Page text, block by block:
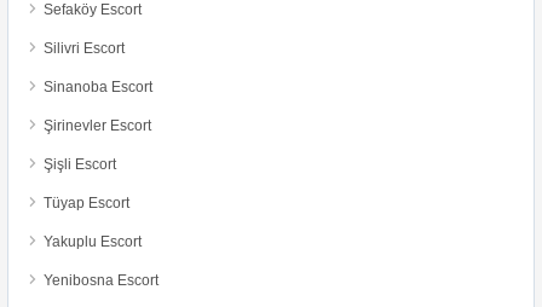
Sefaköy Escort
Silivri Escort
Sinanoba Escort
Şirinevler Escort
Şişli Escort
Tüyap Escort
Yakuplu Escort
Yenibosna Escort